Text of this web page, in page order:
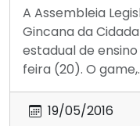
A Assembleia
Gincana da
estadual de
feira (20). O
19/05/2016